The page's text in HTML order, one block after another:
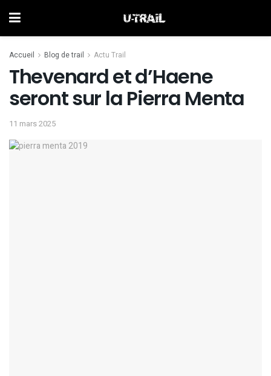
Accueil Blog de trail Actu Trail
Thevenard et d’Haene
seront sur la Pierra Menta
11 mars 2025